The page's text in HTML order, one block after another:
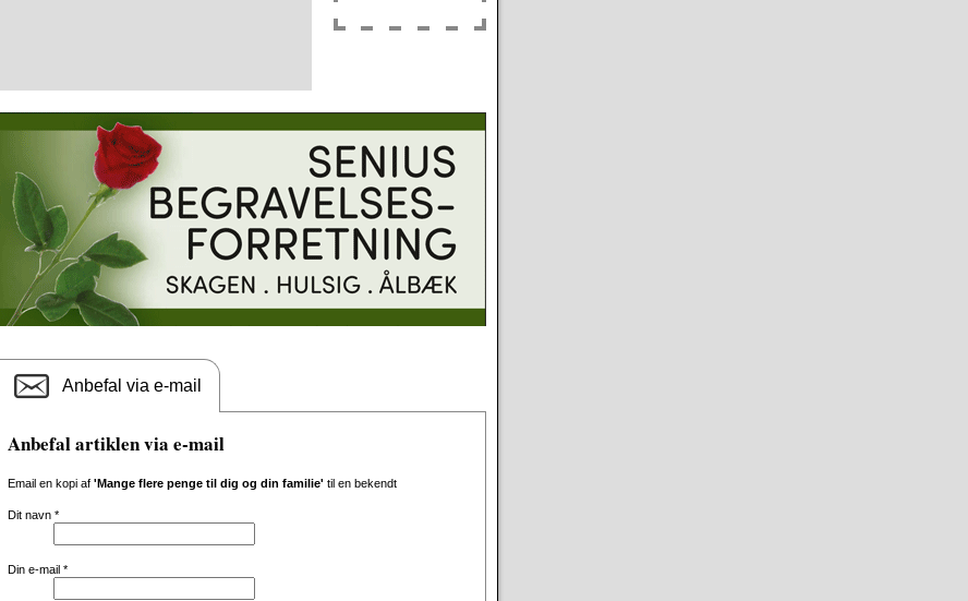
Anbefal via e-mail
Anbefal artiklen via e-mail
Email en kopi af 'Mange flere penge til dig og din familie' til en bekendt
Dit navn *
Din e-mail *